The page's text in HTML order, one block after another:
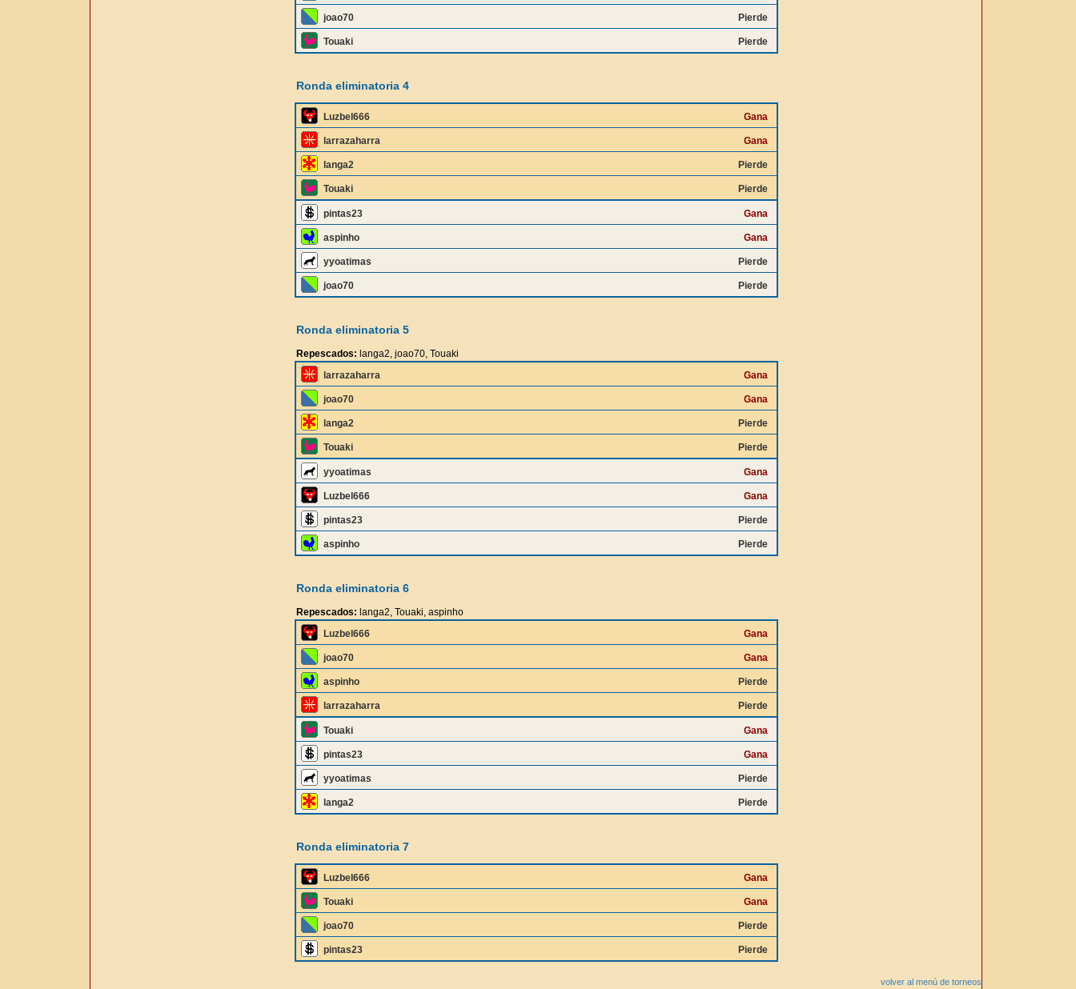
joao70 Pierde
Touaki Pierde
Ronda eliminatoria 4
Luzbel666 Gana
larrazaharra Gana
langa2 Pierde
Touaki Pierde
pintas23 Gana
aspinho Gana
yyoatimas Pierde
joao70 Pierde
Ronda eliminatoria 5
Repescados: langa2, joao70, Touaki
larrazaharra
Gana
joao70 Gana
langa2 Pierde
Touaki Pierde
yyoatimas Gana
Luzbel666 Gana
pintas23 Pierde
aspinho Pierde
Ronda eliminatoria 6
Repescados: langa2, Touaki, aspinho
Luzbel666
Gana
joao70 Gana
aspinho Pierde
larrazaharra Pierde
Touaki Gana
pintas23 Gana
yyoatimas Pierde
langa2 Pierde
Ronda eliminatoria 7
Luzbel666 Gana
Touaki Gana
joao70 Pierde
pintas23 Pierde
volver al menú de torneos